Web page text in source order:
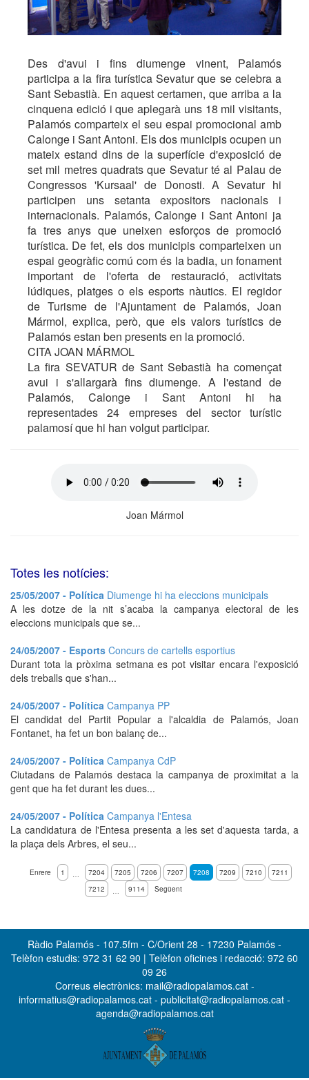
Des d'avui i fins diumenge vinent, Palamós
participa a la fira turística Sevatur que se celebra a
Sant Sebastià. En aquest certamen, que arriba a la
cinquena edició i que aplegarà uns 18 mil visitants,
Palamós comparteix el seu espai promocional amb
Calonge i Sant Antoni. Els dos municipis ocupen un
mateix estand dins de la superfície d'exposició de
set mil metres quadrats que Sevatur té al Palau de
Congressos 'Kursaal' de Donosti. A Sevatur hi
participen uns setanta expositors nacionals i
internacionals. Palamós, Calonge i Sant Antoni ja
fa tres anys que uneixen esforços de promoció
turística. De fet, els dos municipis comparteixen un
espai geogràfic comú com és la badia, un fonament
important de l'oferta de restauració, activitats
lúdiques, platges o els esports nàutics. El regidor
de Turisme de l'Ajuntament de Palamós, Joan
Mármol, explica, però, que els valors turístics de
Palamós estan ben presents en la promoció.
CITA JOAN MÁRMOL
La fira SEVATUR de Sant Sebastià ha començat
avui i s'allargarà fins diumenge. A l'estand de
Palamós, Calonge i Sant Antoni hi ha
representades 24 empreses del sector turístic
palamosí que hi han volgut participar.
Joan Mármol
Totes les notícies:
25/05/2007 - Política Diumenge hi ha eleccions municipals
A les dotze de la nit s’acaba la campanya electoral de les
eleccions municipals que se...
24/05/2007 - Esports Concurs de cartells esportius
Durant tota la pròxima setmana es pot visitar encara l'exposició
dels treballs que s'han...
24/05/2007 - Política Campanya PP
El candidat del Partit Popular a l'alcaldia de Palamós, Joan
Fontanet, ha fet un bon balanç de...
24/05/2007 - Política Campanya CdP
Ciutadans de Palamós destaca la campanya de proximitat a la
gent que ha fet durant les dues...
24/05/2007 - Política Campanya l'Entesa
La candidatura de l'Entesa presenta a les set d'aquesta tarda, a
la plaça dels Arbres, el seu...
Enrere 1 … 7204 7205 7206 7207 7208 7209 7210
7211
7212
… 9114 Següent
Ràdio Palamós - 107.5fm - C/Orient 28 - 17230 Palamós -
Telèfon estudis: 972 31 62 90 | Telèfon oficines i redacció: 972 60
09 26
Correus electrònics: mail@radiopalamos.cat -
informatius@radiopalamos.cat - publicitat@radiopalamos.cat -
agenda@radiopalamos.cat